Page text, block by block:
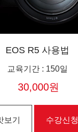
EOS R5 사용법
교육기간: 150일
30,000원
보기 수강신청